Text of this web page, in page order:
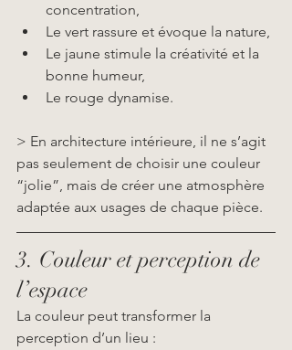
concentration,
Le vert rassure et évoque la nature,
Le jaune stimule la créativité et la
bonne humeur,
Le rouge dynamise.
> En architecture intérieure, il ne s’agit
pas seulement de choisir une couleur
“jolie”, mais de créer une atmosphère
adaptée aux usages de chaque pièce.
3. Couleur et perception de
l’espace
La couleur peut transformer la
perception d’un lieu :